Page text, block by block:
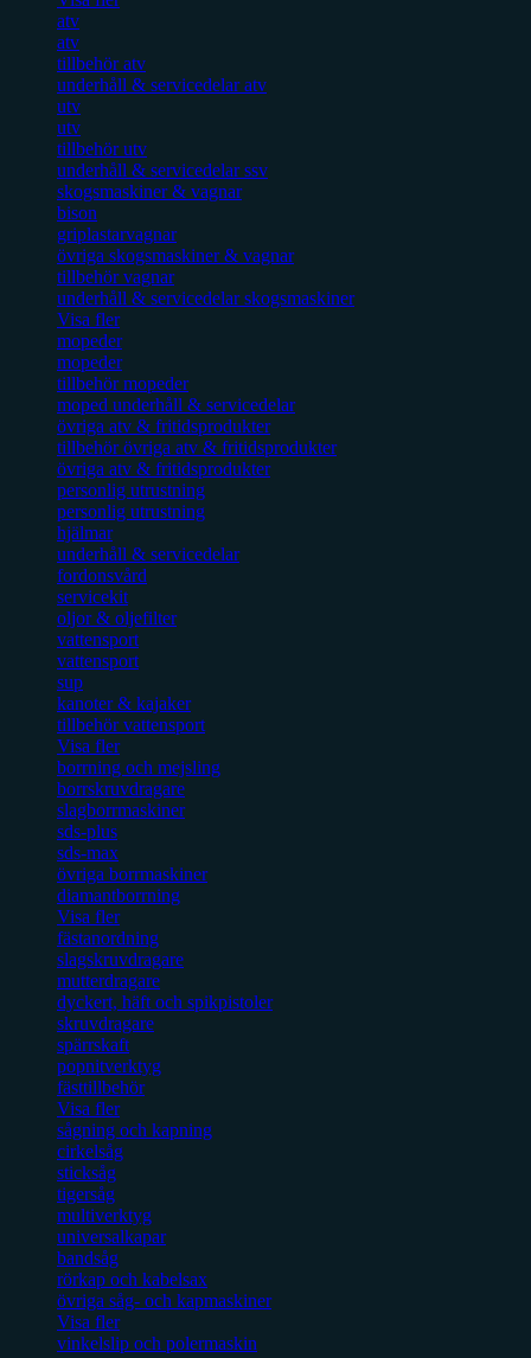
atv
atv
tillbehör atv
underhåll & servicedelar atv
utv
utv
tillbehör utv
underhåll & servicedelar ssv
skogsmaskiner & vagnar
bison
griplastarvagnar
övriga skogsmaskiner & vagnar
tillbehör vagnar
underhåll & servicedelar skogsmaskiner
Visa fler
mopeder
mopeder
tillbehör mopeder
moped underhåll & servicedelar
övriga atv & fritidsprodukter
tillbehör övriga atv & fritidsprodukter
övriga atv & fritidsprodukter
personlig utrustning
personlig utrustning
hjälmar
underhåll & servicedelar
fordonsvård
servicekit
oljor & oljefilter
vattensport
vattensport
sup
kanoter & kajaker
tillbehör vattensport
Visa fler
borrning och mejsling
borrskruvdragare
slagborrmaskiner
sds-plus
sds-max
övriga borrmaskiner
diamantborrning
Visa fler
fästanordning
slagskruvdragare
mutterdragare
dyckert, häft och spikpistoler
skruvdragare
spärrskaft
popnitverktyg
fästtillbehör
Visa fler
sågning och kapning
cirkelsåg
sticksåg
tigersåg
multiverktyg
universalkapar
bandsåg
rörkap och kabelsax
övriga såg- och kapmaskiner
Visa fler
vinkelslip och polermaskin